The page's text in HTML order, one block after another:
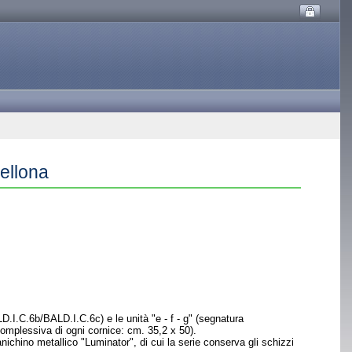
BALD.I.C.6c) e le unità "e - f - g" (segnatura
di ogni cornice: cm. 35,2 x 50).
metallico "Luminator", di cui la serie conserva gli schizzi